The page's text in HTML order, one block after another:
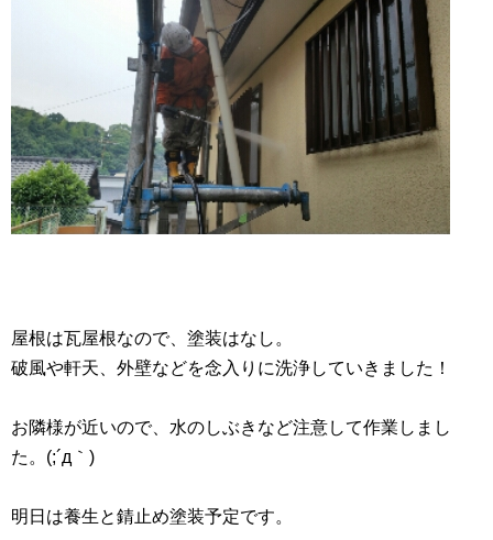
屋根は瓦屋根なので、塗装はなし。
破風や軒天、外壁などを念入りに洗浄していきました！
お隣様が近いので、水のしぶきなど注意して作業しまし
た。(;´д｀)
明日は養生と錆止め塗装予定です。